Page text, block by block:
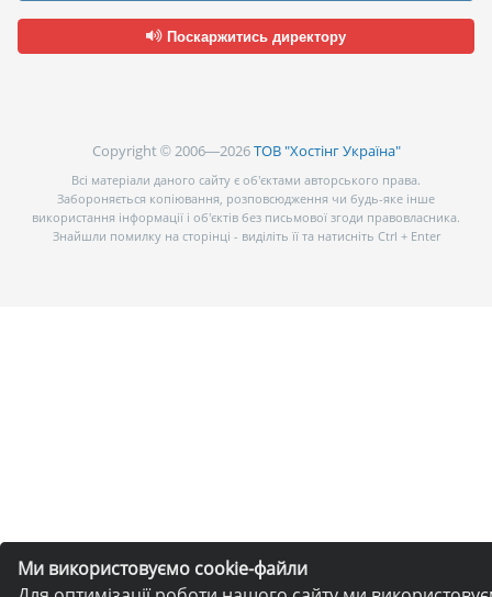
Ми використовуємо cookie-файли
Поскаржитись директору
Copyright © 2006—2026ТОВ "Хостінг Україна"
Всі матеріали даного сайту є об’єктами авторського права.
Забороняється копіювання, розповсюдження чи будь-яке інше
використання інформації і об’єктів без письмової згоди правовласника.
Знайшли помилку на сторінці - виділіть її та натисніть Ctrl + Enter